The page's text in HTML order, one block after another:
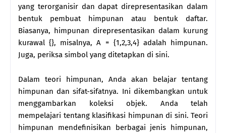
yang terorganisir dan dapat direpresentasikan dalam
bentuk pembuat himpunan atau bentuk daftar.
Biasanya, himpunan direpresentasikan dalam kurung
kurawal {}, misalnya, A = {1,2,3,4} adalah himpunan.
Juga, periksa simbol yang ditetapkan di sini.
Dalam teori himpunan, Anda akan belajar tentang
himpunan dan sifat-sifatnya. Ini dikembangkan untuk
menggambarkan koleksi objek. Anda telah
mempelajari tentang klasifikasi himpunan di sini. Teori
himpunan mendefinisikan berbagai jenis himpunan,